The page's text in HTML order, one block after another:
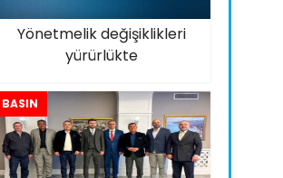
Yönetmelik değişiklikleri
yürürlükte
BASIN